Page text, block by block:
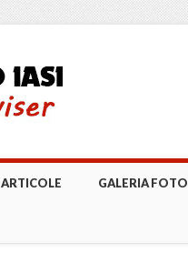
ARTICOLE GALERIA FOTO